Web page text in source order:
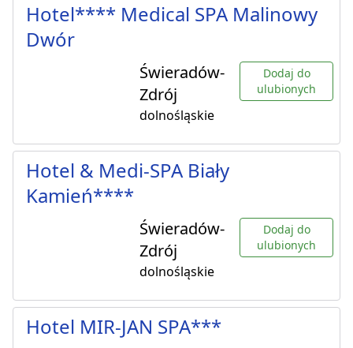
Hotel**** Medical SPA Malinowy
Dwór
Świeradów-
Zdrój
dolnośląskie
Dodaj do
ulubionych
Hotel & Medi-SPA Biały
Kamień****
Świeradów-
Zdrój
dolnośląskie
Dodaj do
ulubionych
Hotel MIR-JAN SPA***